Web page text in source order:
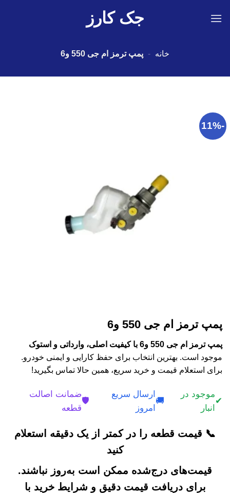
جک کارز
خانه - پمپ ترمز ام جی 550 و6
-11%
پمپ ترمز ام جی 550 و6
پمپ ترمز ام جی 550 و6 با کیفیت اصلی، وارداتی و استوک
موجود است. بهترین انتخاب برای حفظ کارایی و ایمنی خودرو.
برای استعلام قیمت و خرید سریع، همین حالا تماس بگیرید!
✔
موجود در
انبار
🚚
ارسال سریع
امروز
🛡️
ضمانت اصالت
قطعه
📞 قیمت قطعه را در کمتر از یک دقیقه استعلام
کنید
قیمت‌های درج‌شده ممکن است به‌روز نباشند.
برای دریافت قیمت دقیق و شرایط خرید با